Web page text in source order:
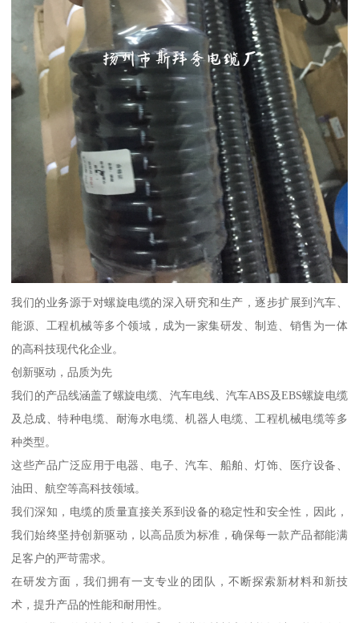
我们的业务源于对螺旋电缆的深入研究和生产，逐步扩展到汽车、
能源、工程机械等多个领域，成为一家集研发、制造、销售为一体
的高科技现代化企业。
创新驱动，品质为先
我们的产品线涵盖了螺旋电缆、汽车电线、汽车ABS及EBS螺旋电缆
及总成、特种电缆、耐海水电缆、机器人电缆、工程机械电缆等多
种类型。
这些产品广泛应用于电器、电子、汽车、船舶、灯饰、医疗设备、
油田、航空等高科技领域。
我们深知，电缆的质量直接关系到设备的稳定性和安全性，因此，
我们始终坚持创新驱动，以高品质为标准，确保每一款产品都能满
足客户的严苛需求。
在研发方面，我们拥有一支专业的团队，不断探索新材料和新技
术，提升产品的性能和耐用性。